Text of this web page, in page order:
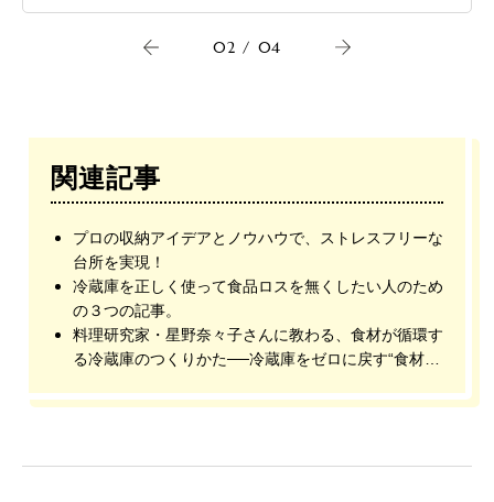
02 / 04
関連記事
プロの収納アイデアとノウハウで、ストレスフリーな
台所を実現！
冷蔵庫を正しく使って食品ロスを無くしたい人のため
の３つの記事。
料理研究家・星野奈々子さんに教わる、食材が循環す
る冷蔵庫のつくりかた──冷蔵庫をゼロに戻す“食材リ